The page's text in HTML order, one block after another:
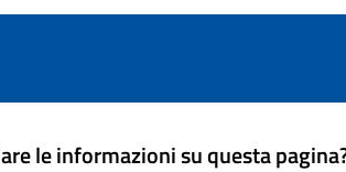
le informazioni su questa